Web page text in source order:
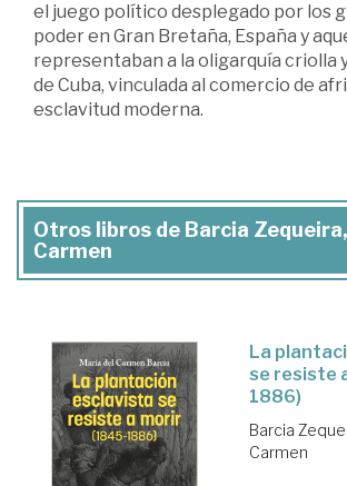
el juego político desplegado por los
poder en Gran Bretaña, España y
representaban a la oligarquía criolla
de Cuba, vinculada al comercio de
esclavitud moderna.
Otros libros de Barcia
Carmen
La
se resiste
1886)
Barcia
Carmen